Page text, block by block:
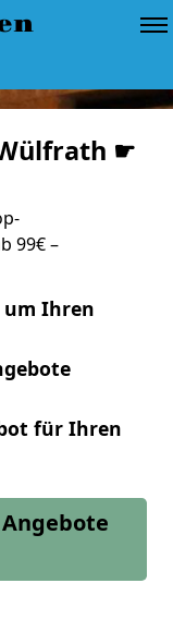
☛
99€ –
um Ihren
für Ihren